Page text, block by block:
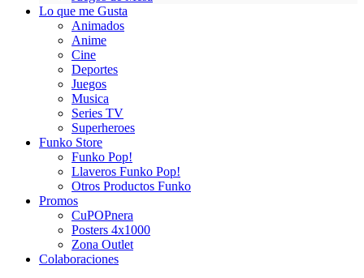
Lo que me Gusta
Animados
Anime
Cine
Deportes
Juegos
Musica
Series TV
Superheroes
Funko Store
Funko Pop!
Llaveros Funko Pop!
Otros Productos Funko
Promos
CuPOPnera
Posters 4x1000
Zona Outlet
Colaboraciones